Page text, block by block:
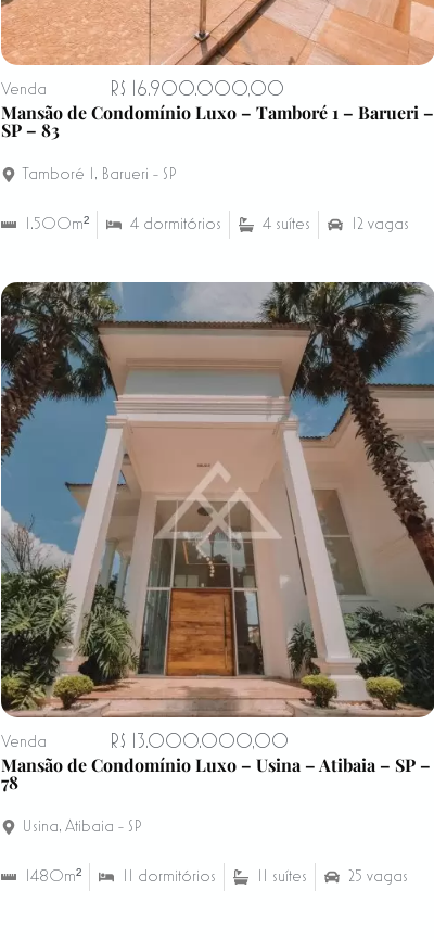
Venda R$ 16.900.000,00
Mansão de Condomínio Luxo – Tamboré 1 – Barueri –
SP – 83
Tamboré 1 , Barueri - SP
1.500m² 4 dormitórios 4 suítes 12 vagas
Venda R$ 13.000.000,00
Mansão de Condomínio Luxo – Usina – Atibaia – SP –
78
Usina, Atibaia - SP
1480m² 11 dormitórios 11 suítes 25 vagas